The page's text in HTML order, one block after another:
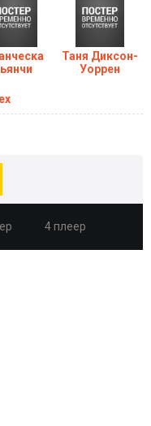
Таня Диксон-
Уоррен
4 плеер